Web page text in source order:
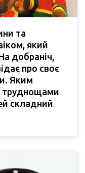
та
який
добраніч,
про своє
Яким
труднощами
складний